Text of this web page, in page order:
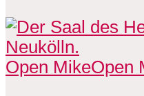
Open MikeOpen